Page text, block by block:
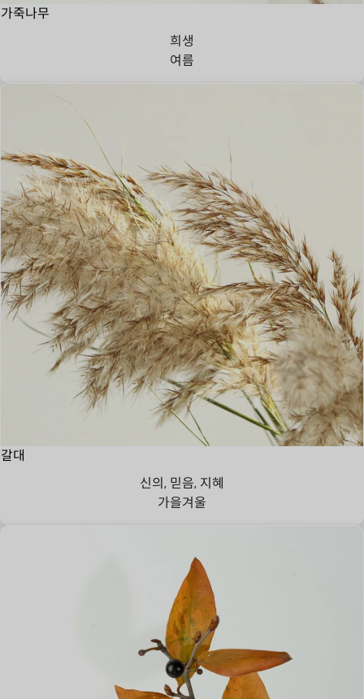
가죽나무
희생
여름
갈대
신의, 믿음, 지혜
가을겨울